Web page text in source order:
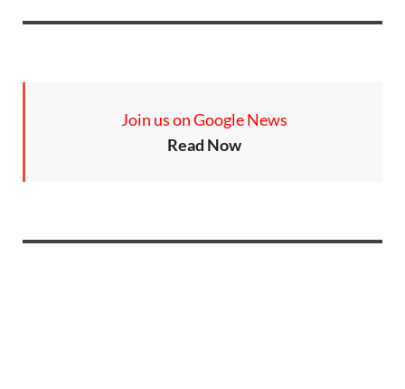
Join us on Google News
Read Now